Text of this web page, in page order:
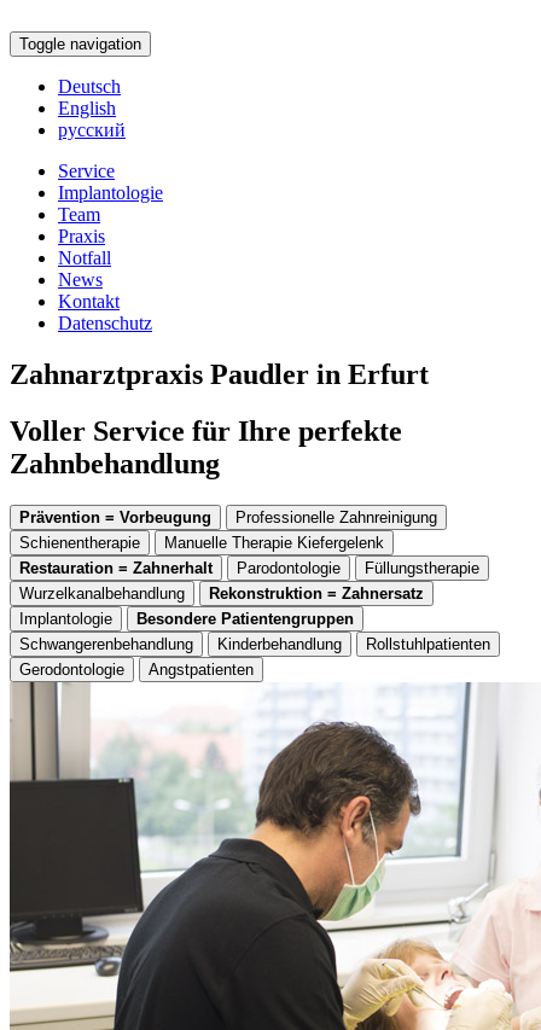
Toggle navigation
Deutsch
English
русский
Service
Implantologie
Team
Praxis
Notfall
News
Kontakt
Datenschutz
Zahnarztpraxis Paudler in Erfurt
Voller Service für Ihre perfekte
Zahnbehandlung
Prävention = Vorbeugung
Professionelle Zahnreinigung
Schienentherapie
Manuelle Therapie Kiefergelenk
Restauration = Zahnerhalt
Parodontologie
Füllungstherapie
Wurzelkanalbehandlung
Rekonstruktion = Zahnersatz
Implantologie
Besondere Patientengruppen
Schwangerenbehandlung
Kinderbehandlung
Rollstuhlpatienten
Gerodontologie
Angstpatienten